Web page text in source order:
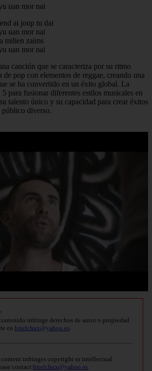
uan mor nai
ai joup tu dai
uan mor nai
milien zaims
uan mor nai
canción que se caracteriza por su ritmo
de pop con elementos de reggae, creando una
se ha convertido en un éxito global. La
para fusionar diferentes estilos musicales en
talento único y su capacidad para crear éxitos
público diverso.
infringe derechos de autor o propiedad
en bitelchux@yahoo.es
infringes copyright or intellectual
contact bitelchux@yahoo.es